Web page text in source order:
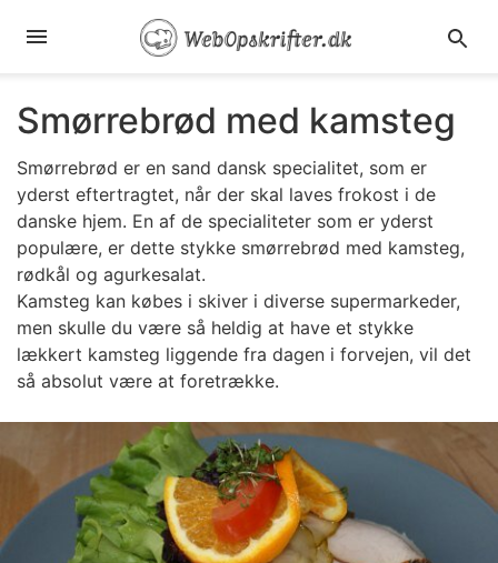
Smørrebrød med kamsteg
Smørrebrød er en sand dansk specialitet, som er
yderst eftertragtet, når der skal laves frokost i de
danske hjem. En af de specialiteter som er yderst
populære, er dette stykke smørrebrød med kamsteg,
rødkål og agurkesalat.
Kamsteg kan købes i skiver i diverse supermarkeder,
men skulle du være så heldig at have et stykke
lækkert kamsteg liggende fra dagen i forvejen, vil det
så absolut være at foretrække.